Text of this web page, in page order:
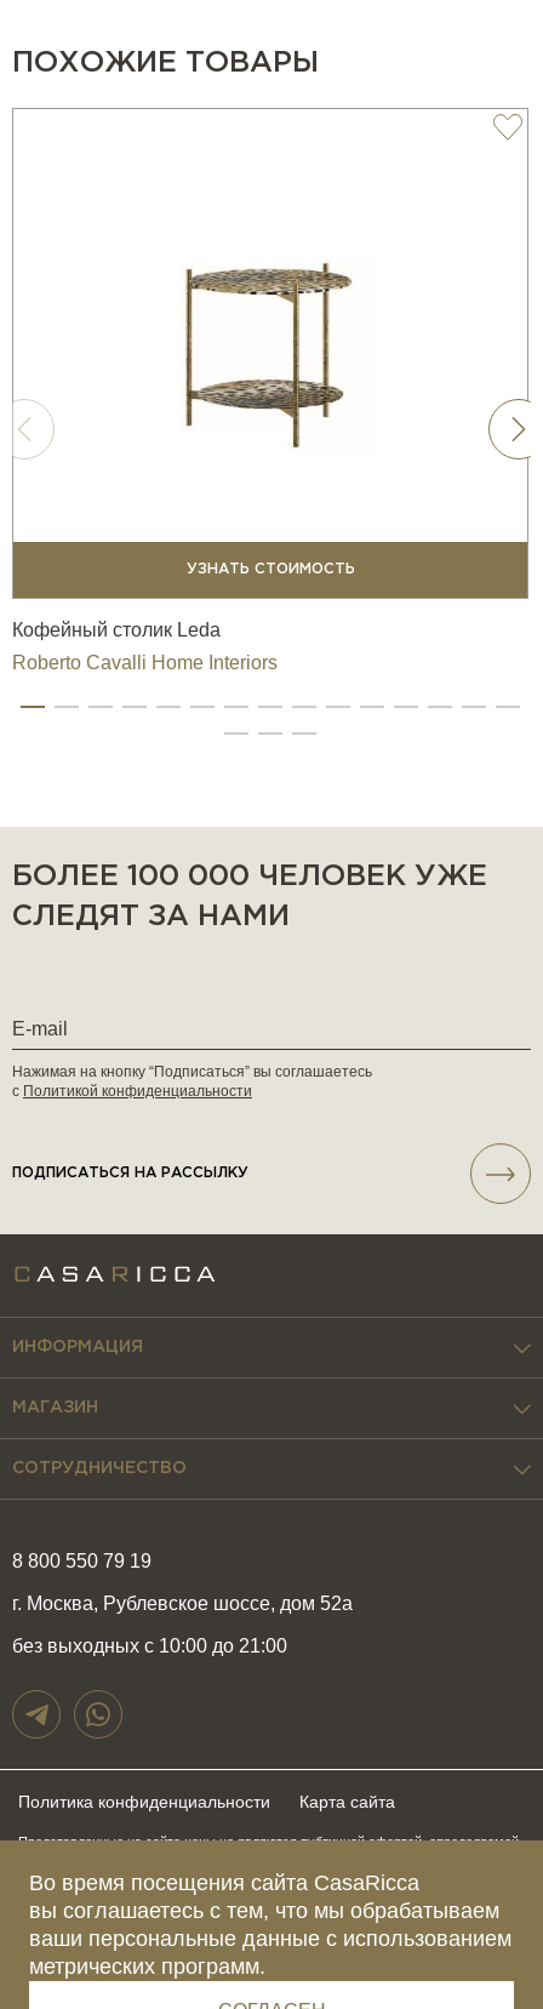
ПОХОЖИЕ ТОВАРЫ
УЗНАТЬ СТОИМОСТЬ
Кофейный столик Leda
Roberto Cavalli Home Interiors
Во время посещения сайта CasaRicca
вы соглашаетесь с тем, что мы обрабатываем
ваши персональные данные с использованием
метрических программ.
БОЛЕЕ 100 000 ЧЕЛОВЕК УЖЕ
СЛЕДЯТ ЗА НАМИ
Нажимая на кнопку “Подписаться” вы соглашаетесь
с Политикой конфиденциальности
ПОДПИСАТЬСЯ НА РАССЫЛКУ
8 800 550 79 19
г. Москва, Рублевское шоссе, дом 52а
без выходных с 10:00 до 21:00
ИНФОРМАЦИЯ
МАГАЗИН
СОТРУДНИЧЕСТВО
Политика конфиденциальности Карта сайта
Представленные на сайте цены не являются публичной офертой, определяемой
быть изменены в любое время без предупреждения. Для получения актуальной и
подробной информации о стоимости, сроках и условиях поставки просьба
обращаться к менеджерам по указанным выше телефонам
Зарегистрированное название компании
Адрес Ш. РУБЛЁВСКОЕ, Д. 52А, ПОМЕЩ. I ЭТАЖ 2, КОМ. 81 Г.МОСКВА, ВН.ТЕР.